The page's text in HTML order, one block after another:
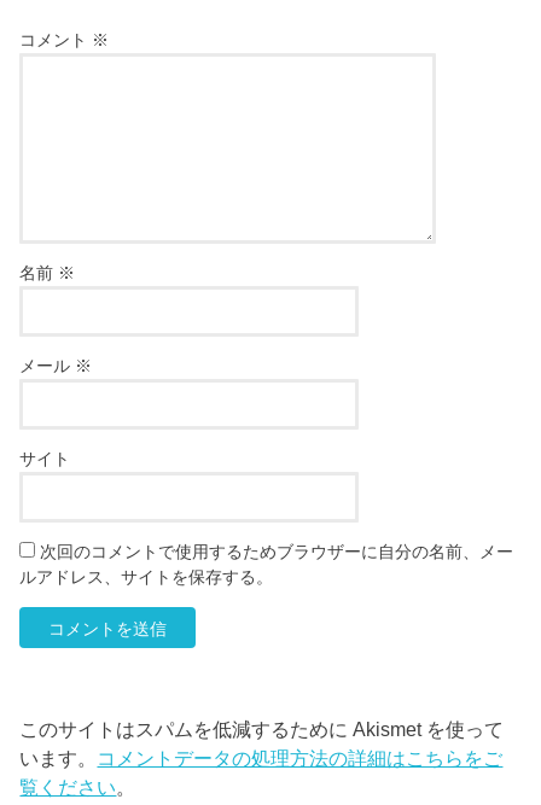
コメント ※
名前 ※
メール ※
サイト
次回のコメントで使用するためブラウザーに自分の名前、メー
ルアドレス、サイトを保存する。
このサイトはスパムを低減するために Akismet を使って
います。 コメントデータの処理方法の詳細はこちらをご
覧ください。